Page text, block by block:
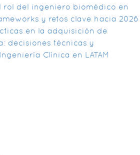
rol del ingeniero biomédico en
y retos clave hacia 2026
en la adquisición de
decisiones técnicas y
Clínica en LATAM